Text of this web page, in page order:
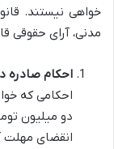
مدنی، آرای حقوقی
احکام
دو میلیون
انقضای مهلت